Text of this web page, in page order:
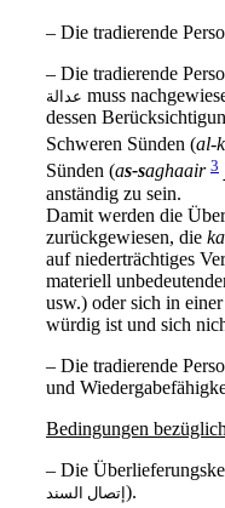
– Die tradierende
– Die tradierende
عدالة muss
dessen
Schweren Sünden (al-
Sünden (as-saghaair 3
anständig zu sein.
Damit werden die
zurückgewiesen, die
auf niederträchtiges
materiell
usw.) oder sich in
würdig ist und sich
– Die tradierende
und
Bedingungen
– Die
إتصال السند).